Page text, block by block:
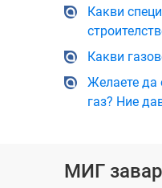
Какви
Какви
Желаете да
газ? Ние
МИГ